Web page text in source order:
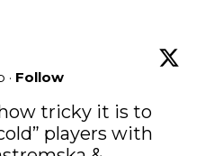
· Follow
how tricky it is to
players with